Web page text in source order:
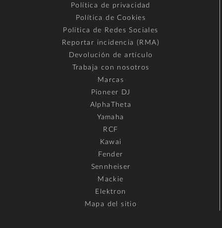
Política de privacidad
Política de Cookies
Política de Redes Sociales
Reportar incidencia (RMA)
Devolución de artículo
Trabaja con nosotros
Marcas
Pioneer DJ
AlphaTheta
Yamaha
RCF
Kawai
Fender
Sennheiser
Mackie
Elektron
Mapa del sitio